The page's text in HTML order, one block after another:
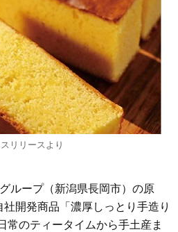
リリースより
ループ（新潟県長岡市）の原
開発商品「濃厚しっとり手造り
常のティータイムから手土産ま